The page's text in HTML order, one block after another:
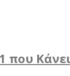
που